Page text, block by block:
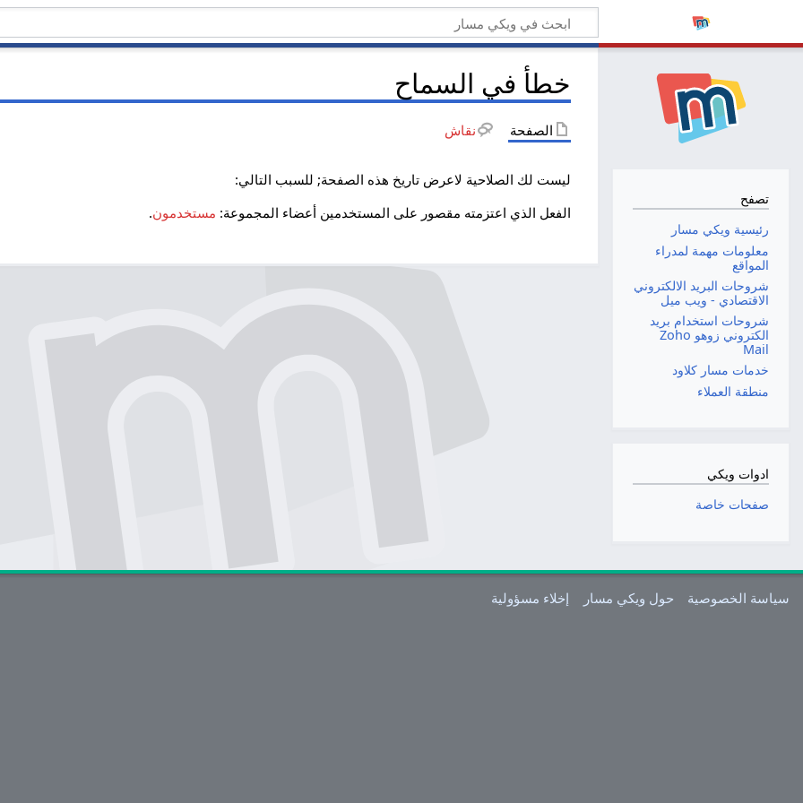
خطأ في السماح
الصفحة نقاش
ليست لك الصلاحية لاعرض تاريخ هذه الصفحة; للسبب التالي:
الفعل الذي اعتزمته مقصور على المستخدمين أعضاء المجموعة: مستخدمون.
تصفح
رئيسية ويكي مسار
معلومات مهمة لمدراء
المواقع
شروحات البريد الالكتروني
الاقتصادي - ويب ميل
شروحات استخدام بريد
الكتروني زوهو Zoho
Mail
خدمات مسار كلاود
منطقة العملاء
ادوات ويكي
صفحات خاصة
سياسة الخصوصية حول ويكي مسار إخلاء مسؤولية